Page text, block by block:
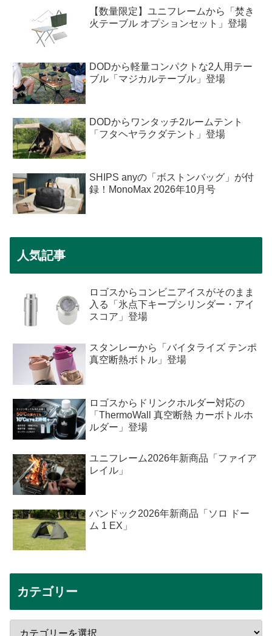
【数量限定】ユニフレームから「焚き
火テーブル オプションセット」登場
DODから軽量コンパクトな2人用テー
ブル「マジカルテーブル」登場
DODからワンタッチ2ルームテント
「フタヘヤラクダテント」登場
SHIPS anyの「ボストンバッグ」が付
録！MonoMax 2026年10月号
人気記事
ロゴスからコンビニアイスがそのまま
入る「氷点下キープシリンダー・アイ
スコア」登場
スタンレーから「バイタライズ テンポ
真空断熱ボトル」登場
ロゴスからドリンクホルダー対応の
「ThermoWall 真空断熱 カーボトルホ
ルダー」登場
ユニフレーム2026年新商品「ファイア
レイル」
バンドック2026年新商品「ソロ ドー
ム 1 EX」
カテゴリー